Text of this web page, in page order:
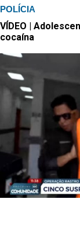
POLÍCIA
VÍDEO |
cocaína